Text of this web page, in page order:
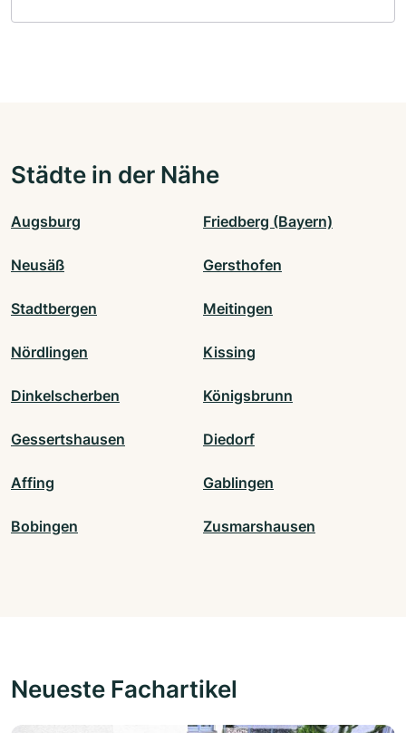
Städte in der Nähe
Augsburg Friedberg (Bayern)
Neusäß Gersthofen
Stadtbergen Meitingen
Nördlingen Kissing
Dinkelscherben Königsbrunn
Gessertshausen Diedorf
Affing Gablingen
Bobingen Zusmarshausen
Neueste Fachartikel